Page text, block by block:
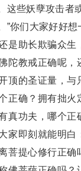
这些妖孽攻击者
”你们大家好好想
是助长欺骗众生
陀教戒正确呢，
顶的圣证量，与
正确？拥有拙火
真功夫，哪个正
家即刻就能明白
菩提心修行正确